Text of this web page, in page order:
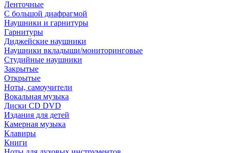
Ленточные
С большой диафрагмой
Наушники и гарнитуры
Гарнитуры
Диджейские наушники
Наушники вкладыши/мониторинговые
Студийные наушники
Закрытые
Открытые
Ноты, самоучители
Вокальная музыка
Диски CD DVD
Издания для детей
Камерная музыка
Клавиры
Книги